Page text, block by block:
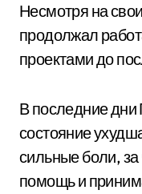
Несмотря на
продолжал
проектами до
В последние дни
состояние
сильные боли,
помощь и